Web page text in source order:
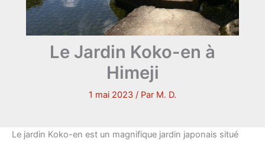
Le Jardin Koko-en à
Himeji
1 mai 2023 / Par M. D.
Le jardin Koko-en est un magnifique jardin japonais situé